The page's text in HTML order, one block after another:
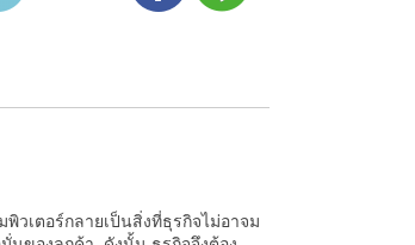
เตอร์กลายเป็นสิ่งที่ธุรกิจไม่อาจม